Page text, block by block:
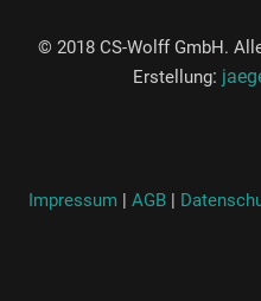
© 2018 CS-Wolff GmbH.
Erstellung:
Impressum | AGB|